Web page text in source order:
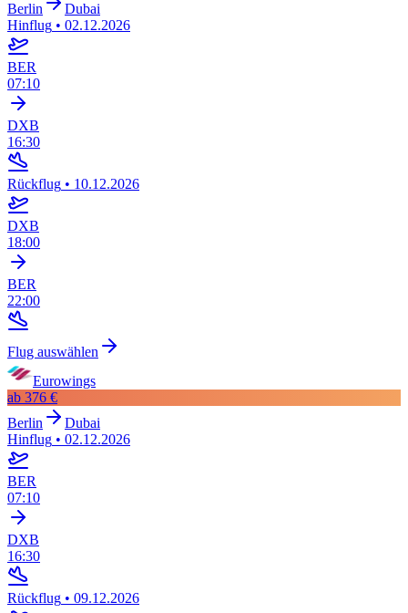
Berlin
Dubai
Hinflug • 02.12.2026
BER
07:10
DXB
16:30
Rückflug • 10.12.2026
DXB
18:00
BER
22:00
Flug auswählen
Eurowings
ab 376 €
Berlin
Dubai
Hinflug • 02.12.2026
BER
07:10
DXB
16:30
Rückflug • 09.12.2026